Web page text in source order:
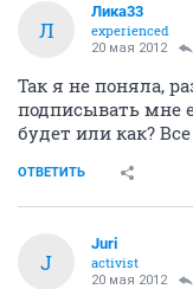
Л
Лика33
experienced
20 мая 2012
Так я не поняла,
подписывать мне
будет или как?
ОТВЕТИТЬ
J
Juri
activist
20 мая 2012